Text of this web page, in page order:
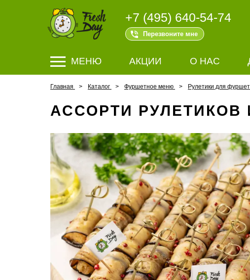
+7 (495) 640-54-74
Перезвоните мне
МЕНЮ АКЦИИ О НАС
Главная Каталог Фуршетное меню Рулетики для
АССОРТИ